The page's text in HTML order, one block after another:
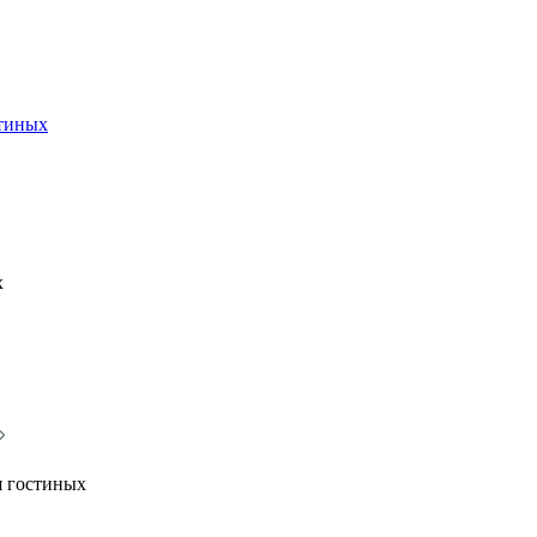
гостиных